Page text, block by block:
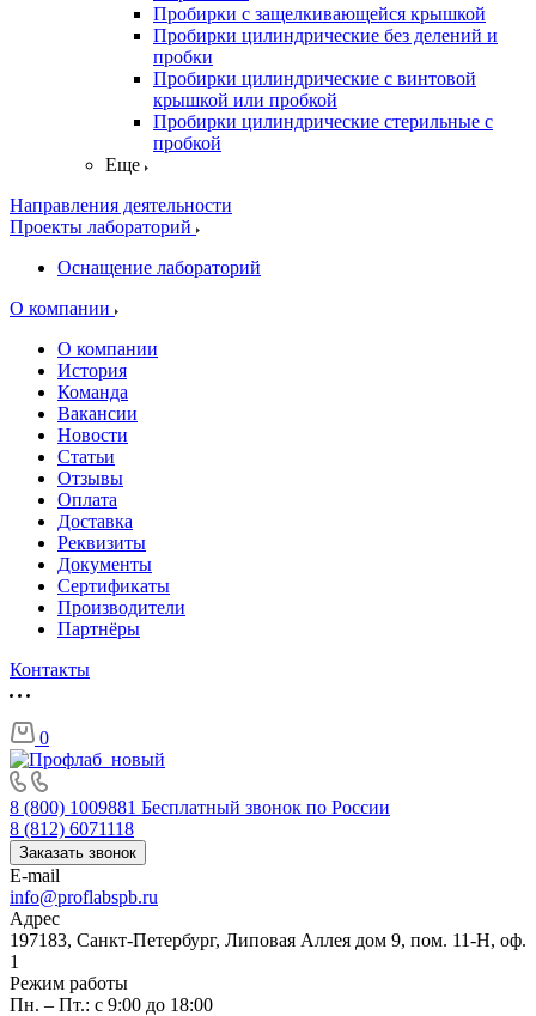
Пробирки с защелкивающейся крышкой
Пробирки цилиндрические без делений и
пробки
Пробирки цилиндрические с винтовой
крышкой или пробкой
Пробирки цилиндрические стерильные с
пробкой
Еще
Направления деятельности
Проекты лабораторий
Оснащение лабораторий
О компании
О компании
История
Команда
Вакансии
Новости
Статьи
Отзывы
Оплата
Доставка
Реквизиты
Документы
Сертификаты
Производители
Партнёры
Контакты
0
8 (800) 1009881 Бесплатный звонок по России
8 (812) 6071118
Заказать звонок
E-mail
info@proflabspb.ru
Адрес
197183, Санкт-Петербург, Липовая Аллея дом 9, пом. 11-Н, оф.
1
Режим работы
Пн. – Пт.: с 9:00 до 18:00